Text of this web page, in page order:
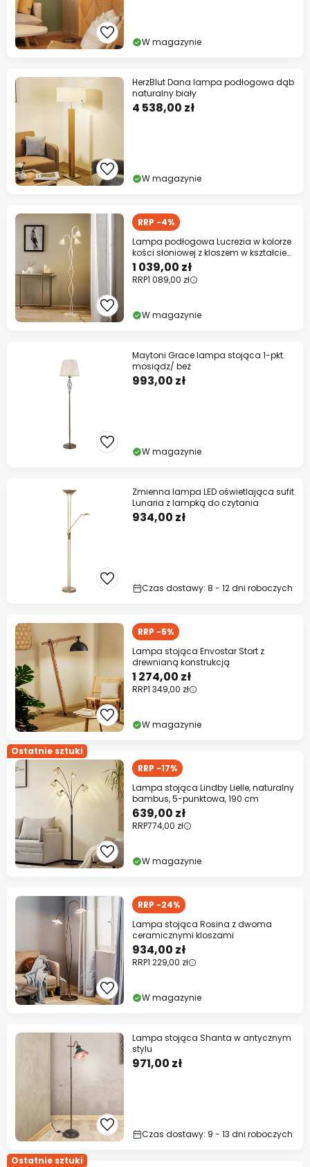
W magazynie
HerzBlut Dana lampa podłogowa dąb
naturalny biały
4 538,00 zł
W magazynie
RRP -4%
Lampa podłogowa Lucrezia w kolorze
kości słoniowej z kloszem w kształcie
kwiatów
1 039,00 zł
RRP1 089,00 zł
W magazynie
Maytoni Grace lampa stojąca 1-pkt.
mosiądz/ beż
993,00 zł
W magazynie
Zmienna lampa LED oświetlająca sufit
Lunaria z lampką do czytania
934,00 zł
Czas dostawy: 8 - 12 dni roboczych
RRP -5%
Lampa stojąca Envostar Stort z
drewnianą konstrukcją
1 274,00 zł
RRP1 349,00 zł
W magazynie
Ostatnie sztuki
RRP -17%
Lampa stojąca Lindby Lielle, naturalny
bambus, 5-punktowa, 190 cm
639,00 zł
RRP774,00 zł
W magazynie
RRP -24%
Lampa stojąca Rosina z dwoma
ceramicznymi kloszami
934,00 zł
RRP1 229,00 zł
W magazynie
Lampa stojąca Shanta w antycznym
stylu
971,00 zł
Czas dostawy: 9 - 13 dni roboczych
Ostatnie sztuki